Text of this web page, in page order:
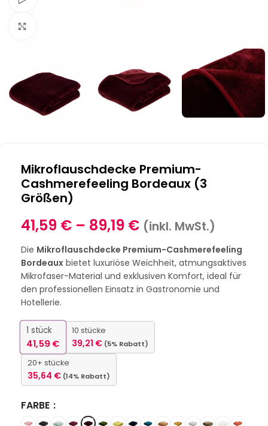
Mikroflauschdecke Premium-
Cashmerefeeling Bordeaux (3
Größen)
41,59 € – 89,19 € (inkl. MwSt.)
Die Mikroflauschdecke Premium-Cashmerefeeling
Bordeaux bietet luxuriöse Weichheit, atmungsaktives
Mikrofaser-Material und exklusiven Komfort, ideal für
den professionellen Einsatz in Gastronomie und
Hotellerie.
1 stück
41,59€
10 stücke
39,21 € (5% Rabatt)
20+ stücke
35,64 € (14% Rabatt)
FARBE